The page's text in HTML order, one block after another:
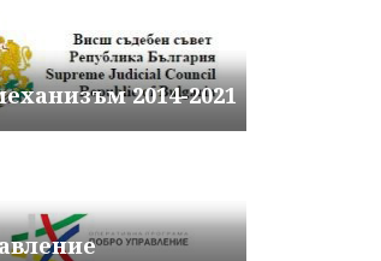
2014-2021